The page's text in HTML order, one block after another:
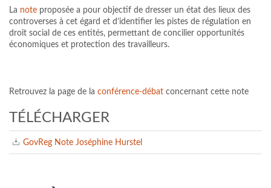
La note proposée a pour objectif de dresser un état des lieux des
controverses à cet égard et d’identifier les pistes de régulation en
droit social de ces entités, permettant de concilier opportunités
économiques et protection des travailleurs.
Retrouvez la page de la conférence-débat concernant cette note
TÉLÉCHARGER
GovReg Note Joséphine Hurstel